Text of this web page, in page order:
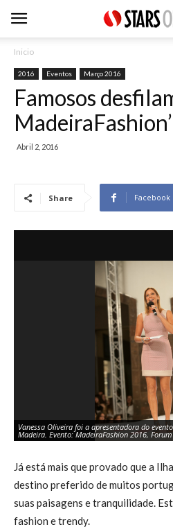
Inicio
2016 Eventos Março 2016
Famosos
Abril 2, 2016
Share Facebook
Vanessa Oliveira foi a apresentadora do
Madeira. Evento: MadeiraFashion 2016,
Já está mais que provado que a
destino preferido de muitos
suas paisagens e tranquilidade.
fashion e trendy.